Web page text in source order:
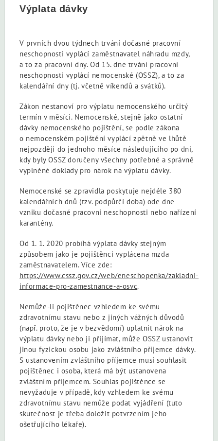
Výplata dávky
V prvních dvou týdnech trvání dočasné pracovní
neschopnosti vyplácí zaměstnavatel náhradu mzdy,
a to za pracovní dny. Od 15. dne trvání pracovní
neschopnosti vyplácí nemocenské (OSSZ), a to za
kalendářní dny (tj. včetně víkendů a svátků).
Zákon nestanoví pro výplatu nemocenského určitý
termín v měsíci. Nemocenské, stejně jako ostatní
dávky nemocenského pojištění, se podle zákona
o nemocenském pojištění vyplácí zpětně ve lhůtě
nejpozději do jednoho měsíce následujícího po dni,
kdy byly OSSZ doručeny všechny potřebné a správně
vyplněné doklady pro nárok na výplatu dávky.
Nemocenské se zpravidla poskytuje nejdéle 380
kalendářních dnů (tzv. podpůrčí doba) ode dne
vzniku dočasné pracovní neschopnosti nebo nařízení
karantény.
Od 1. 1. 2020 probíhá výplata dávky stejným
způsobem jako je pojištěnci vyplácena mzda
zaměstnavatelem. Více zde:
https://www.cssz.gov.cz/web/eneschopenka/zakladni-
informace-pro-zamestnance-a-osvc.
Nemůže-li pojištěnec vzhledem ke svému
zdravotnímu stavu nebo z jiných vážných důvodů
(např. proto, že je v bezvědomí) uplatnit nárok na
výplatu dávky nebo ji přijímat, může OSSZ ustanovit
jinou fyzickou osobu jako zvláštního příjemce dávky.
S ustanovením zvláštního příjemce musí souhlasit
pojištěnec i osoba, která má být ustanovena
zvláštním příjemcem. Souhlas pojištěnce se
nevyžaduje v případě, kdy vzhledem ke svému
zdravotnímu stavu nemůže podat vyjádření (tuto
skutečnost je třeba doložit potvrzením jeho
ošetřujícího lékaře).